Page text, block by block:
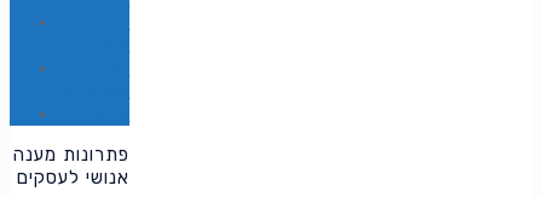
פתרונות מענה
אנושי לעסקים